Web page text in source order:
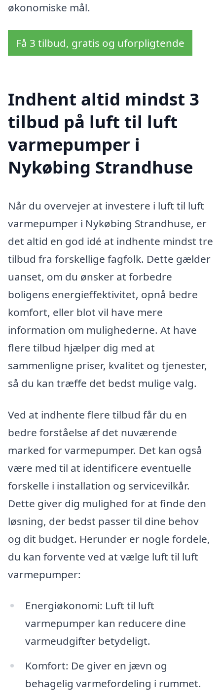
økonomiske mål.
Få 3 tilbud, gratis og uforpligtende
Indhent altid mindst 3
tilbud på luft til luft
varmepumper i
Nykøbing Strandhuse
Når du overvejer at investere i luft til luft
varmepumper i Nykøbing Strandhuse, er
det altid en god idé at indhente mindst tre
tilbud fra forskellige fagfolk. Dette gælder
uanset, om du ønsker at forbedre
boligens energieffektivitet, opnå bedre
komfort, eller blot vil have mere
information om mulighederne. At have
flere tilbud hjælper dig med at
sammenligne priser, kvalitet og tjenester,
så du kan træffe det bedst mulige valg.
Ved at indhente flere tilbud får du en
bedre forståelse af det nuværende
marked for varmepumper. Det kan også
være med til at identificere eventuelle
forskelle i installation og servicevilkår.
Dette giver dig mulighed for at finde den
løsning, der bedst passer til dine behov
og dit budget. Herunder er nogle fordele,
du kan forvente ved at vælge luft til luft
varmepumper:
Energiøkonomi: Luft til luft
varmepumper kan reducere dine
varmeudgifter betydeligt.
Komfort: De giver en jævn og
behagelig varmefordeling i rummet.